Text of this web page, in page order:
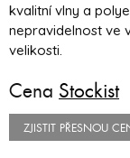
kvalitní vlny a
nepravidelnost ve
velikosti.
Cena Stockist
ZJISTIT PŘESNOU